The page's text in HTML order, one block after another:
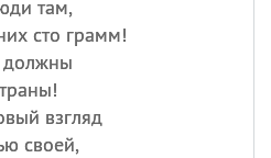
там,
сто грамм!
должны
взгляд
своей,